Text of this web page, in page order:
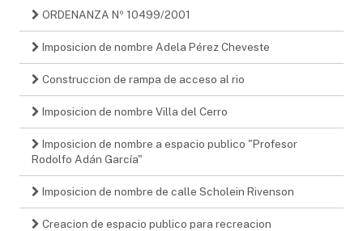
ORDENANZA Nº 10499/2001
Imposicion de nombre Adela Pérez Cheveste
Construccion de rampa de acceso al rio
Imposicion de nombre Villa del Cerro
Imposicion de nombre a espacio publico "Profesor
Rodolfo Adán García"
Imposicion de nombre de calle Scholein Rivenson
Creacion de espacio publico para recreacion